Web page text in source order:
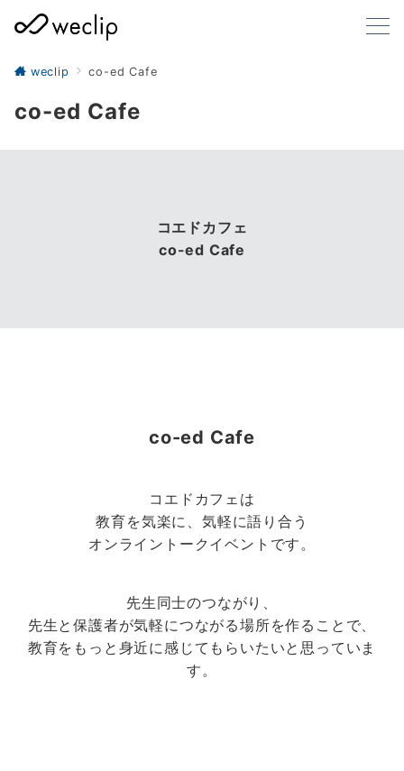
weclip co-ed Cafe
co-ed Cafe
コエドカフェ
co-ed Cafe
co-ed Cafe
コエドカフェは
教育を気楽に、気軽に語り合う
オンライントークイベントです。
先生同士のつながり、
先生と保護者が気軽につながる場所を作ることで、
教育をもっと身近に感じてもらいたいと思っていま
す。